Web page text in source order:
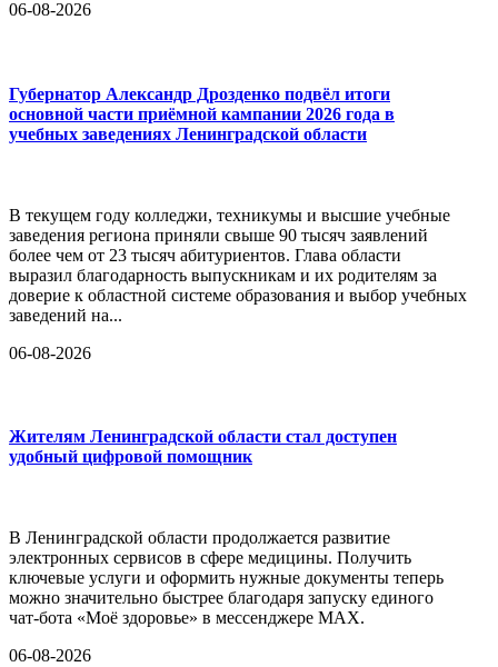
06-08-2026
Губернатор Александр Дрозденко подвёл итоги
основной части приёмной кампании 2026 года в
учебных заведениях Ленинградской области
В текущем году колледжи, техникумы и высшие учебные
заведения региона приняли свыше 90 тысяч заявлений
более чем от 23 тысяч абитуриентов. Глава области
выразил благодарность выпускникам и их родителям за
доверие к областной системе образования и выбор учебных
заведений на...
06-08-2026
Жителям Ленинградской области стал доступен
удобный цифровой помощник
В Ленинградской области продолжается развитие
электронных сервисов в сфере медицины. Получить
ключевые услуги и оформить нужные документы теперь
можно значительно быстрее благодаря запуску единого
чат-бота «Моё здоровье» в мессенджере MAX.
06-08-2026